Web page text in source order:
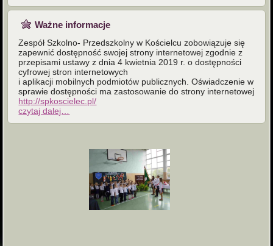
Ważne informacje
Zespół Szkolno- Przedszkolny w Kościelcu zobowiązuje się
zapewnić dostępność swojej strony internetowej zgodnie z
przepisami ustawy z dnia 4 kwietnia 2019 r. o dostępności
cyfrowej stron internetowych
i aplikacji mobilnych podmiotów publicznych. Oświadczenie w
sprawie dostępności ma zastosowanie do strony internetowej
http://spkoscielec.pl/
czytaj dalej…